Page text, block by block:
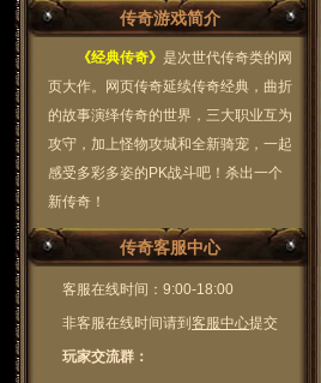
传奇游戏简介
《经典传奇》 是次世代传奇类的网
页大作。网页传奇延续传奇经典，曲折
的故事演绎传奇的世界，三大职业互为
攻守，加上怪物攻城和全新骑宠，一起
感受多彩多姿的PK战斗吧！杀出一个
新传奇！
传奇客服中心
客服在线时间：9:00-18:00
非客服在线时间请到 客服中心提交
玩家交流群：